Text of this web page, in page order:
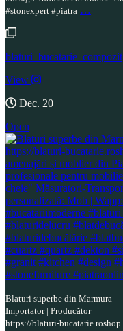
#stonexpert #piatra …
blaturi_bucatarie_compozit
View
Dec. 20
Open
Blaturi superbe din Marmura
Importator | Producător
https://blaturi-bucatarie.roshop